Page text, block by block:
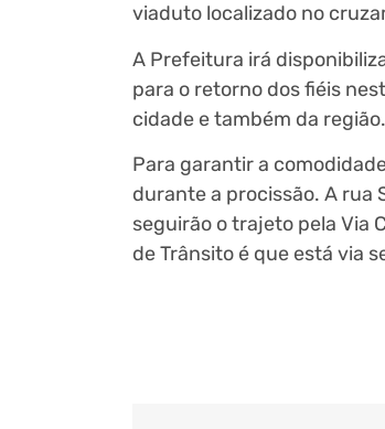
viaduto localizado no
A Prefeitura irá
para o retorno dos fiéis
cidade e também da região.
Para garantir a
durante a procissão. A rua
seguirão o trajeto pela Via
de Trânsito é que está via